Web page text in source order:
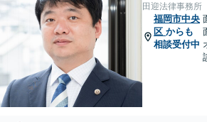
田迎法律事務所
福岡市中央
区 からも
相談受付中